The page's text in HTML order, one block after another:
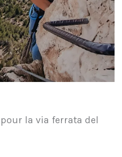
la via ferrata del